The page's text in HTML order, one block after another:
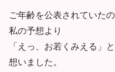
ご年齢を公表されていた
私の予想より
「えっ、お若くみえる」と
想いました。